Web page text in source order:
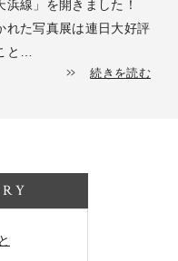
線」を開きました！
れた写真展は連日大好評
と…
続きを読む